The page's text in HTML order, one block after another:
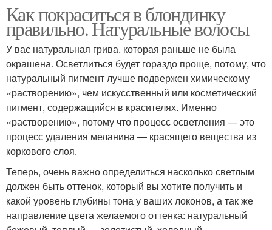
Как покраситься в блондинку
правильно. Натуральные волосы
У вас натуральная грива. которая раньше не была
окрашена. Осветлиться будет гораздо проще, потому, что
натуральный пигмент лучше подвержен химическому
«растворению», чем искусственный или косметический
пигмент, содержащийся в красителях. Именно
«растворению», потому что процесс осветления — это
процесс удаления меланина — красящего вещества из
коркового слоя.
Теперь, очень важно определиться насколько светлым
должен быть оттенок, который вы хотите получить и
какой уровень глубины тона у ваших локонов, а так же
направление цвета желаемого оттенка: натуральный